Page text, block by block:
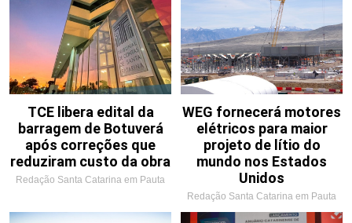
TCE libera edital da
barragem de Botuverá
após correções que
reduziram custo da obra
Redação Santa Catarina em Pauta
WEG fornecerá motores
elétricos para maior
projeto de lítio do
mundo nos Estados
Unidos
Redação Santa Catarina em Pauta